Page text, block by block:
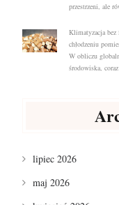
przestrzeni, ale
Klimatyzacja bez
chłodzeniu
W obliczu
środowiska,
lipiec 2026
maj 2026